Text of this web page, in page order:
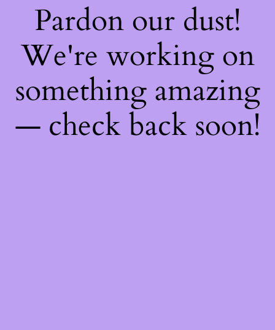
Pardon our dust!
We're working on
something amazing
— check back soon!